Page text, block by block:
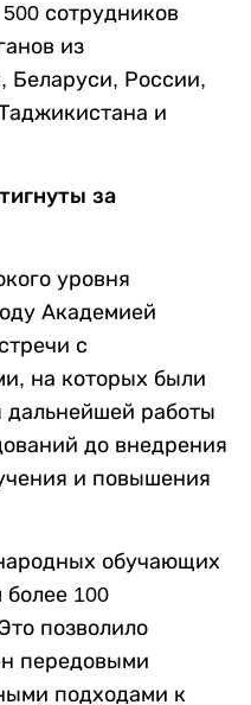
сотрудников
из
Беларуси, России,
и
за
уровня
Академией
с
на которых были
работы
до внедрения
и повышения
обучающих
100
позволило
передовыми
подходами к